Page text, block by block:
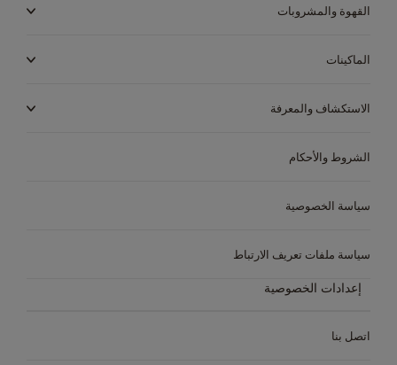
الاستدامة
القهوة والمشروبات
الماكينات
الاستكشاف والمعرفة
اتصل بنا
الشروط والأحكام
سياسة الخصوصية
سياسة ملفات تعريف الارتباط
إعدادات الخصوصية